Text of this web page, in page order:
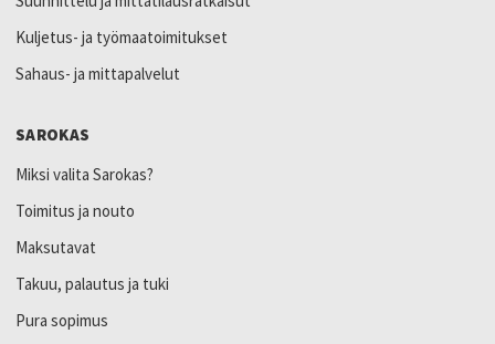
Kuljetus- ja työmaatoimitukset
Sahaus- ja mittapalvelut
SAROKAS
Miksi valita Sarokas?
Toimitus ja nouto
Maksutavat
Takuu, palautus ja tuki
Pura sopimus